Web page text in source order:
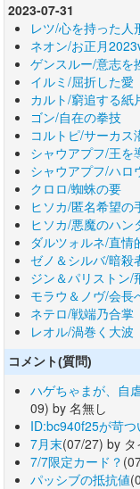
2023-07-31
レツ/心を持った人
ネオン/お正月
ゲンスルー/意志を
イルミ/屈折した愛
カルト/窮追する紙
ゴン/自在の拳技
コルトピ/サーカス
シャウアプフ/王を
シャウアプフ/ハロ
クロロ/蜘蛛の要
ヒソカ/匿名希望の
ヒソカ/悪魔のハン
ダルツォルネ/直情
ゼノ＆シルバ/暗殺
ジン＆パリストン/
モラウ＆ノヴ/会長
ネテロ/戦端乃合掌
レオル/渦巻く大波
コメント(質問)
ハゲちゃまが、自
09) by 名無し
ID:bc940f25が苛
7月末(07/27) by タ
7/7限定カード？
パッシブの抵抗値